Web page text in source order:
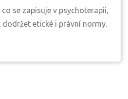
se zapisuje v psychoterapii,
dodržet etické i právní normy.